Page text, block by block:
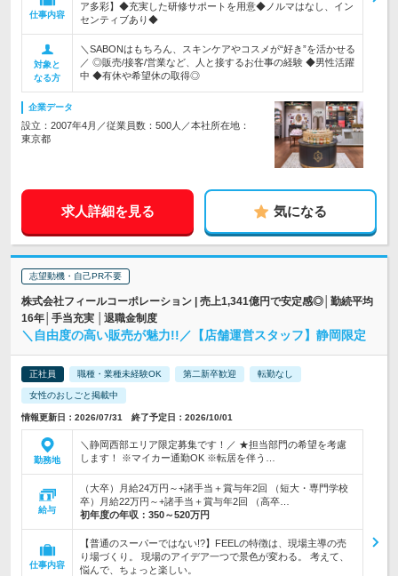
仕事内容
ア多彩】◆充実した研修サポートを用意◆ノルマはなし、イン
センティブあり◆
対象と
なる方
＼SABONはもちろん、スキンケアやコスメが“好き”を活かせる
／ ◎販売/接客/営業など、人と接するお仕事の経験 ◆男性活躍
中 ◆有休や希望休の取得◎
企業データ
設立：2007年4月／従業員数：500人／本社所在地：
東京都
求人詳細を見る 気になる
志望動機・自己PR不要
株式会社フィールコーポレーション | 売上1,341億円で安定感◎│勤続平均
16年│手当充実 │退職金制度
＼自由度の高い販売が魅力!!／【店舗運営スタッフ】静岡限定
正社員 職種・業種未経験OK 第二新卒歓迎 転勤なし
女性のおしごと掲載中
情報更新日：2026/07/31 終了予定日：2026/10/01
勤務地
＼静岡西部エリア限定募集です！／ ★担当部門の希望を考慮
します！ ※マイカー通勤OK ※転居を伴う…
給与
（大卒）月給24万円～+諸手当＋賞与年2回 （短大・専門学校
卒）月給22万円～+諸手当＋賞与年2回 （高卒…
初年度の年収： 350～520万円
仕事内容
【普通のスーパーではない!?】FEELの特徴は、現場主導の売
り場づくり。 現場のアイデア一つで景色が変わる。 考えて、
悩んで、ちょっと楽しい。